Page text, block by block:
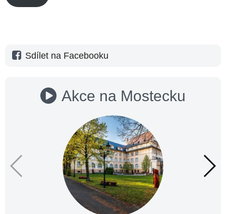
Sdílet na Facebooku
Akce na Mostecku